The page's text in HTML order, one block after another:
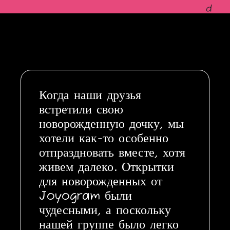
d
Когда наши друзья
встретили свою
новорожденную дочку, мы
хотели как-то особенно
отпраздновать вместе, хотя
живем далеко. Открытки
для новорожденных от
Joyogram были
чудесными, а поскольку
нашей группе было легко